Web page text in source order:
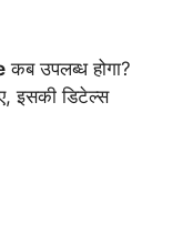
कब उपलब्ध होगा?
इसकी डिटेल्स